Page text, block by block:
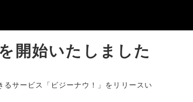
開始いたしました
サービス「ビジーナウ！」をリリースい